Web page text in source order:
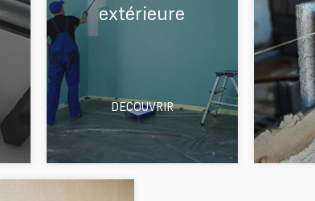
extérieure
DECOUVRIR